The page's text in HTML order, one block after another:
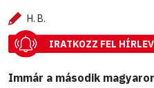
H. B.
IRATKOZZ FEL
Immár a második